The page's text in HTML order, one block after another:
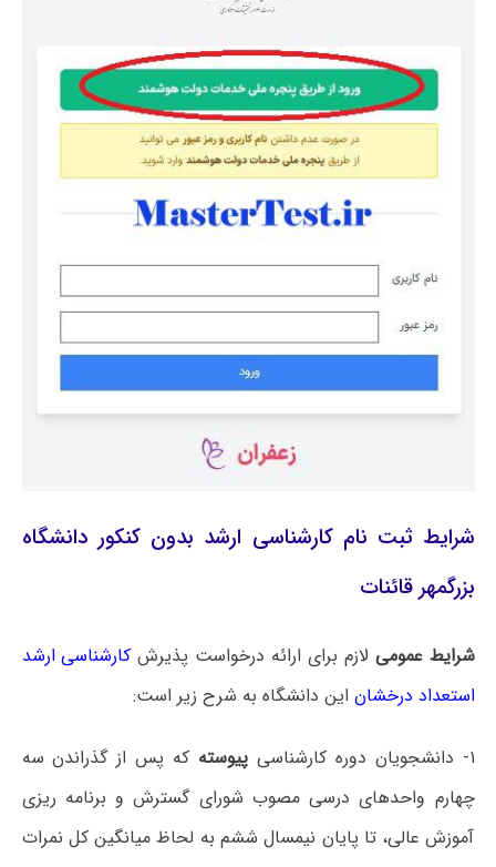
شرایط ثبت نام کارشناسی ارشد بدون کنکور دانشگاه
بزرگمهر قائنات
شرایط عمومی لازم برای ارائه درخواست پذیرش کارشناسی ارشد
استعداد درخشان این دانشگاه به شرح زیر است:
۱- دانشجویان دوره کارشناسی پیوسته که پس از گذراندن سه
چهارم واحدهای درسی مصوب شورای گسترش و برنامه ریزی
آموزش عالی، تا پایان نیمسال ششم به لحاظ میانگین کل نمرات